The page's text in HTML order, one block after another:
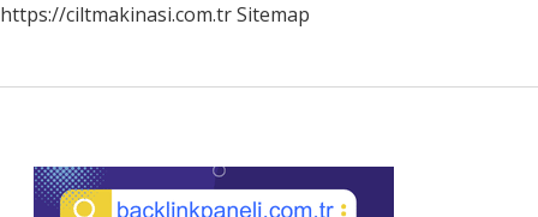
https://ciltmakinasi.com.trSitemap
Sidebar